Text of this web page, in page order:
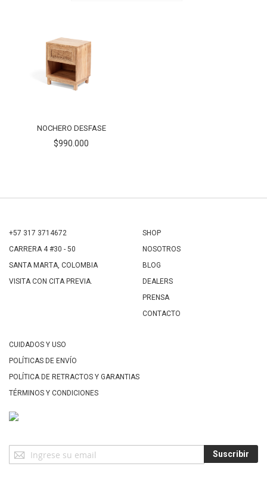
NOCHERO DESFASE
$990.000
+57 317 3714672
CARRERA 4 #30 - 50
SANTA MARTA, COLOMBIA
VISITA CON CITA PREVIA.
SHOP
NOSOTROS
BLOG
DEALERS
PRENSA
CONTACTO
CUIDADOS Y USO
POLÍTICAS DE ENVÍO
POLÍTICA DE RETRACTOS Y GARANTIAS
TÉRMINOS Y CONDICIONES
Suscríbase
a
Suscribir